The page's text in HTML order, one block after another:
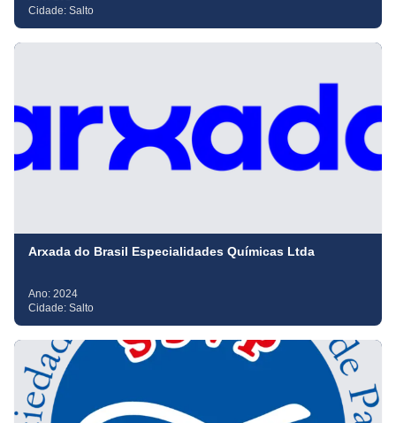
Cidade: Salto
Arxada do Brasil Especialidades Químicas Ltda
Ano: 2024
Cidade: Salto